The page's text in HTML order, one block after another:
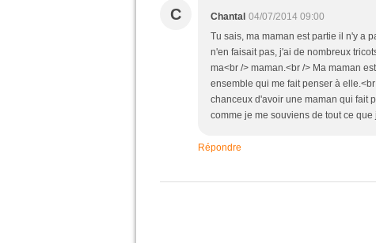
C Chantal 04/07/2014 09:00
Tu sais, ma maman est partie il n'y a
n'en faisait pas, j'ai de nombreux
ma<br /> maman.<br /> Ma maman
ensemble qui me fait penser à
chanceux d'avoir une maman qui fait
comme je me souviens de tout ce que
Répondre